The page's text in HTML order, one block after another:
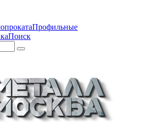
Профильные
Поиск